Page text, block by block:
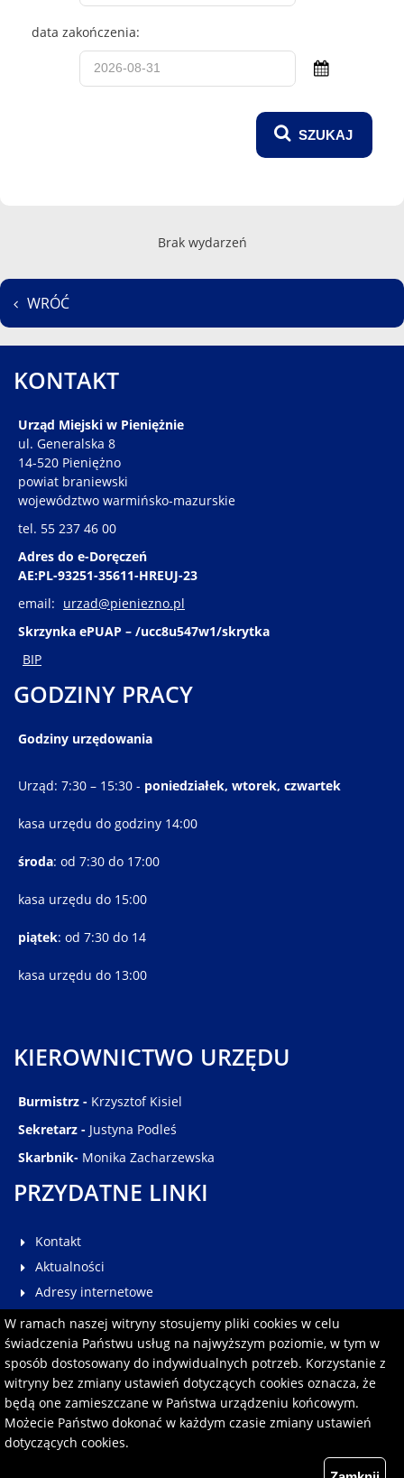
W ramach naszej witryny stosujemy pliki cookies w celu
świadczenia Państwu usług na najwyższym poziomie, w tym w
sposób dostosowany do indywidualnych potrzeb. Korzystanie z
witryny bez zmiany ustawień dotyczących cookies oznacza, że
będą one zamieszczane w Państwa urządzeniu końcowym.
Możecie Państwo dokonać w każdym czasie zmiany ustawień
dotyczących cookies.
data zakończenia:
Brak wydarzeń
WRÓĆ
KONTAKT
Urząd Miejski w Pieniężnie
ul. Generalska 8
14-520 Pieniężno
powiat braniewski
województwo warmińsko-mazurskie
tel. 55 237 46 00
Adres do e-Doręczeń
AE:PL-93251-35611-HREUJ-23
email: urzad@pieniezno.pl
Skrzynka ePUAP – /ucc8u547w1/skrytka
BIP
GODZINY PRACY
Godziny urzędowania
Urząd: 7:30 – 15:30 - poniedziałek, wtorek, czwartek
kasa urzędu do godziny 14:00
środa: od 7:30 do 17:00
kasa urzędu do 15:00
piątek: od 7:30 do 14
kasa urzędu do 13:00
KIEROWNICTWO URZĘDU
Burmistrz - Krzysztof Kisiel
Sekretarz - Justyna Podleś
Skarbnik- Monika Zacharzewska
PRZYDATNE LINKI
Kontakt
Aktualności
Adresy internetowe
Galeria
Multimedia
Pomoc
Redakcja serwisu
Formularz kontaktowy
Polityka prywatności